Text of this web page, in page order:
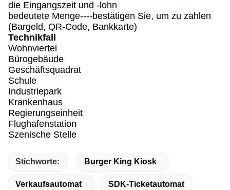
die Eingangszeit und -lohn
bedeutete Menge----bestätigen Sie, um zu zahlen
(Bargeld, QR-Code, Bankkarte)
Technikfall
Wohnviertel
Bürogebäude
Geschäftsquadrat
Schule
Industriepark
Krankenhaus
Regierungseinheit
Flughafenstation
Szenische Stelle
Stichworte: Burger King Kiosk
Verkaufsautomat SDK-Ticketautomat